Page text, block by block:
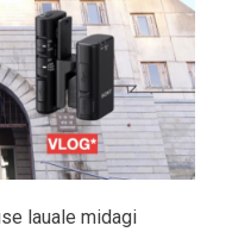
lauale midagi